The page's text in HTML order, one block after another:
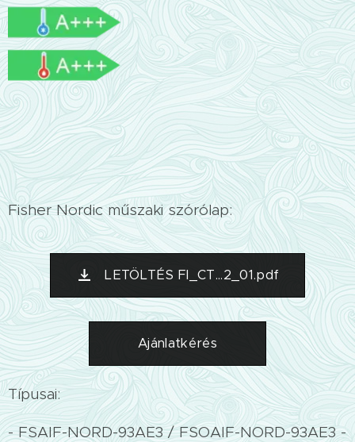
Fisher Nordic műszaki szórólap:
LETÖLTÉS FI_CT...2_01.pdf
Ajánlatkérés
Típusai:
- FSAIF-NORD-93AE3 / FSOAIF-NORD-93AE3 -